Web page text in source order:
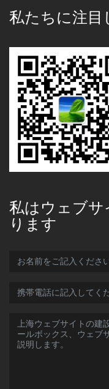
私たちに注目
私はウェブサ
ります